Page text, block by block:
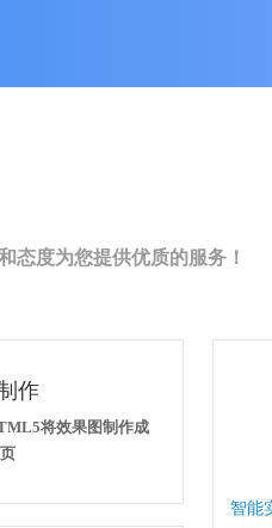
态度为您提供优质的服务！
作
将效果图制作成
智能